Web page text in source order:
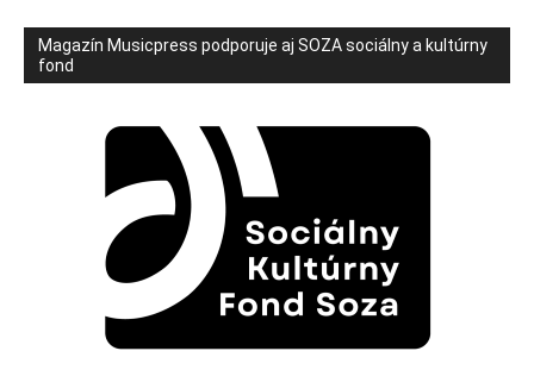
Magazín Musicpress podporuje aj SOZA sociálny a kultúrny
fond